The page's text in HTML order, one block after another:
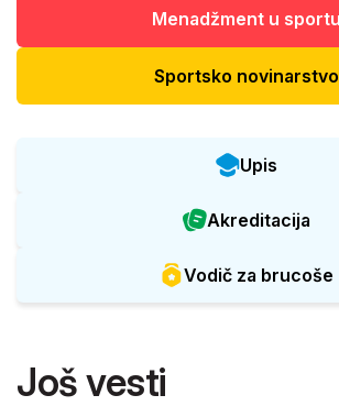
Menadžment u sportu
Sportsko novinarstvo
Upis
Akreditacija
Vodič za brucoše
Još vesti